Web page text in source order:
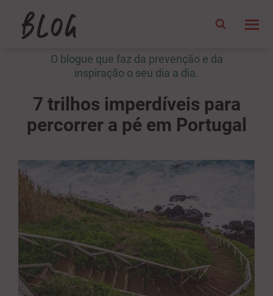
O blogue que faz da prevenção e da
inspiração o seu dia a dia.
7 trilhos imperdíveis para
percorrer a pé em Portugal